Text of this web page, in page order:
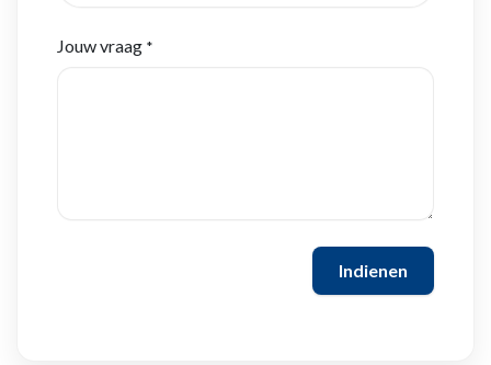
Jouw vraag *
Indienen